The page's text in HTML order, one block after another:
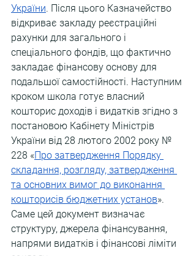
України. Після цього Казначейство
відкриває закладу реєстраційні
рахунки для загального і
спеціального фондів, що фактично
закладає фінансову основу для
подальшої самостійності. Наступним
кроком школа готує власний
кошторис доходів і видатків згідно з
постановою Кабінету Міністрів
України від 28 лютого 2002 року №
228 «Про затвердження Порядку
складання, розгляду, затвердження
та основних вимог до виконання
кошторисів бюджетних установ».
Саме цей документ визначає
структуру, джерела фінансування,
напрями видатків і фінансові ліміти